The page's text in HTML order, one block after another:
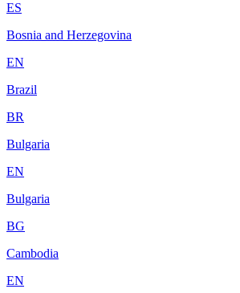
ES
Bosnia and Herzegovina
EN
Brazil
BR
Bulgaria
EN
Bulgaria
BG
Cambodia
EN